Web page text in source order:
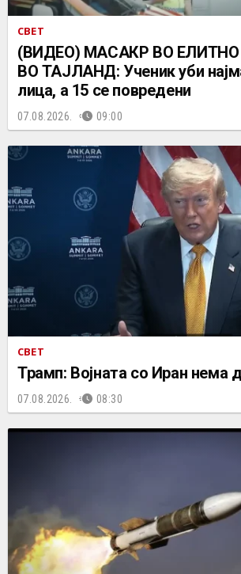
СВЕТ
(ВИДЕО) МАСАКР ВО
ВО ТАЈЛАНД: Ученик уби
лица, а 15 се повредени
07.08.2026. 09:00
СВЕТ
Трамп: Војната со Иран нема
07.08.2026. 08:30